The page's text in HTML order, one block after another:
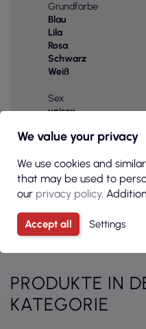
Grundfarbe
Blau
Lila
Rosa
Schwarz
Weiß
Sex
unisex
Altersgruppe
Modell
FKIDS B
PRODUKTE IN
KATEGORIE
We value your privacy
We use cookies and
that may be used to
our privacy policy.
Accept all Settings